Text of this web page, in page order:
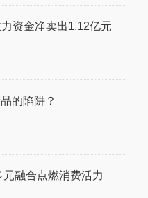
资金净卖出1.12亿元
的陷阱？
融合点燃消费活力